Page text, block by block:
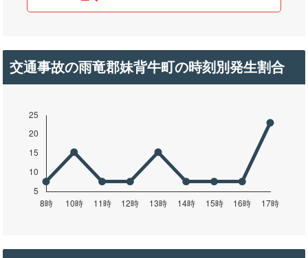
交通事故の雨竜郡妹背牛町の時刻別発生割合